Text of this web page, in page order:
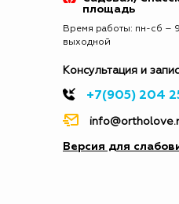
площадь
Время работы: пн-сб –
выходной
Консультация и
+7(905) 204
Версия для